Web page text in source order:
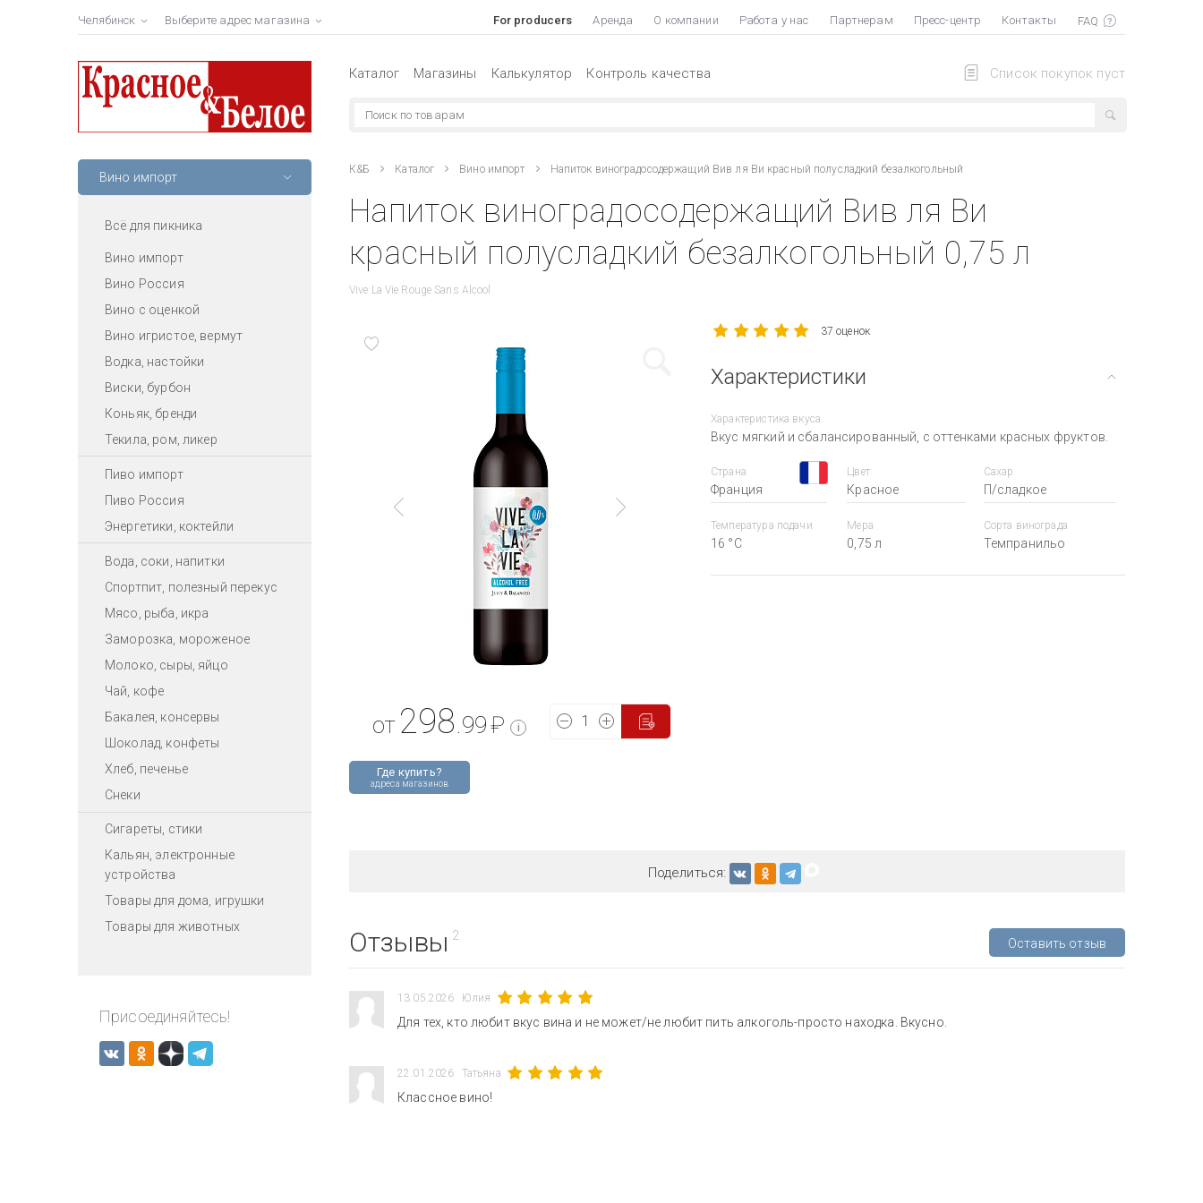
Челябинск Выберите адрес магазина For producers Аренда О компании Работа у нас Партнерам Пресс-центр Контакты
Список покупок пуст
Каталог Магазины Калькулятор Контроль качества
Вино импорт
Всё для пикника
Вино импорт
Вино Россия
Вино с оценкой
Вино игристое, вермут
Водка, настойки
Виски, бурбон
Коньяк, бренди
Текила, ром, ликер
Пиво импорт
Пиво Россия
Энергетики, коктейли
Вода, соки, напитки
Спортпит, полезный перекус
Мясо, рыба, икра
Заморозка, мороженое
Молоко, сыры, яйцо
Чай, кофе
Бакалея, консервы
Шоколад, конфеты
Хлеб, печенье
Снеки
Сигареты, стики
Кальян, электронные
устройства
Товары для дома, игрушки
Товары для животных
Присоединяйтесь!
К&Б Каталог Вино импорт Напиток виноградосодержащий Вив ля Ви красный полусладкий безалкогольный
Напиток виноградосодержащий Вив ля Ви
красный полусладкий безалкогольный 0,75 л
Vive La Vie Rouge Sans Alcool
Где купить?
адреса магазинов
от 298.99₽ i
37 оценок
Характеристики
Характеристика вкуса
Вкус мягкий и сбалансированный, с оттенками красных фруктов.
Страна
Франция
Цвет
Красное
Сахар
П/сладкое
Температура подачи
16 °С
Мера
0,75 л
Сорта винограда
Темпранильо
Поделиться:
Отзывы 2
Оставить отзыв
13.05.2026 Юлия
Для тех, кто любит вкус вина и не может/не любит пить алкоголь-просто находка. Вкусно.
22.01.2026 Татьяна
Классное вино!